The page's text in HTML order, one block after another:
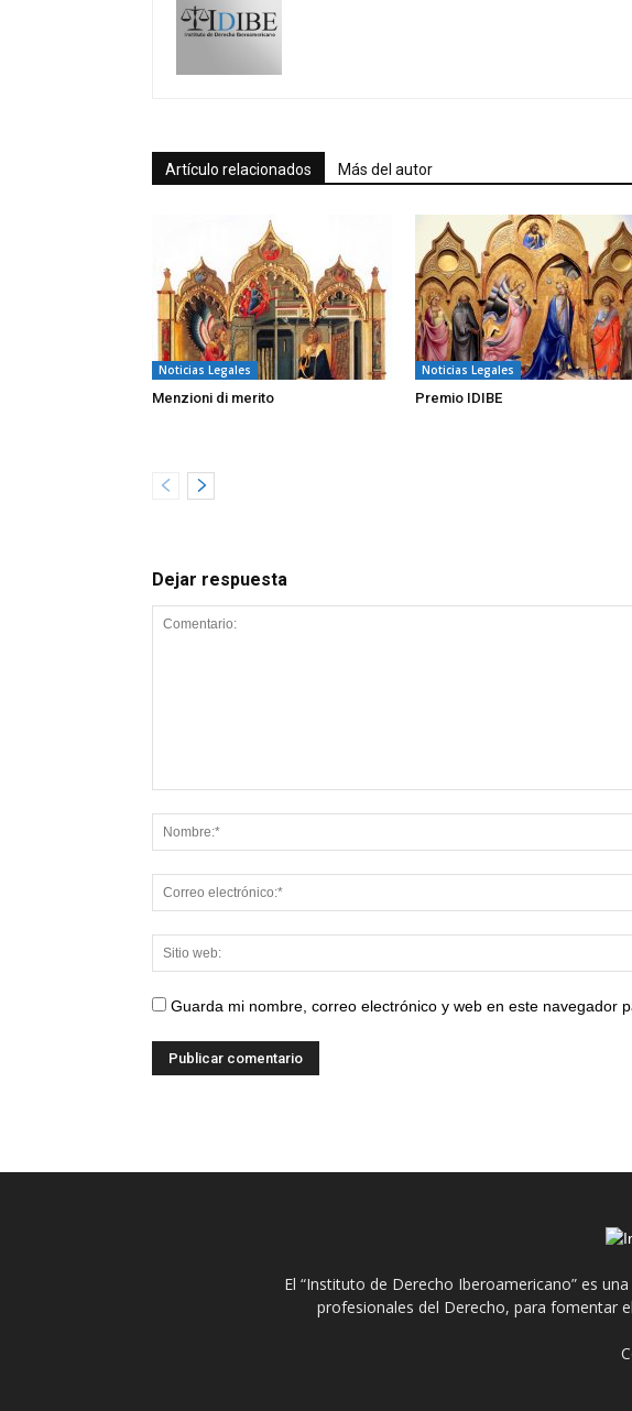
Artículo relacionados Más del autor
Noticias Legales
Menzioni di merito
Noticias Legales
Premio IDIBE
Dejar respuesta
Guarda mi nombre, correo electrónico y web en este navegador
El “Instituto de Derecho Iberoamericano” es
profesionales del Derecho, para fomentar